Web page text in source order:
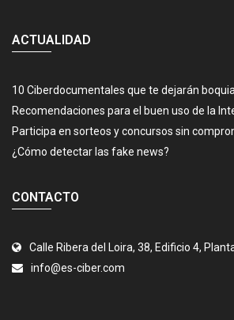
ACTUALIDAD
10 Ciberdocumentales que te dejarán
Recomendaciones para el buen uso de la
Participa en sorteos y concursos sin
¿Cómo detectar las fake news?
CONTACTO
Calle Ribera del Loira, 38, Edificio 4,
info@es-ciber.com